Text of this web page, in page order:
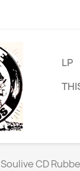
LP
Soulive CD